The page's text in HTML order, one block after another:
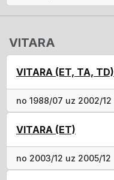
VITARA
VITARA (ET, TA, TD)
no 1988/07 uz 2002/12
VITARA (ET)
no 2003/12 uz 2005/12